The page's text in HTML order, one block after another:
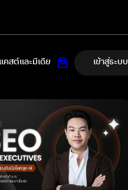
คสต์และมีเดีย เข้าสู่ระบบ